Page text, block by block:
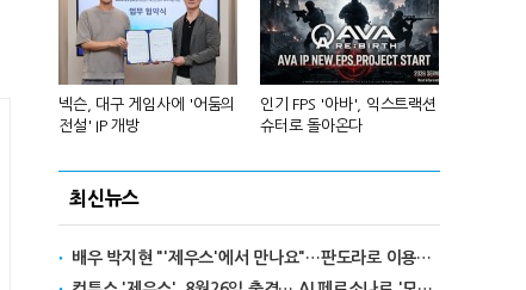
넥슨, 대구 게임사에 '어둠의
전설' IP 개방
인기 FPS '아바', 익스트랙션
슈터로 돌아온다
최신뉴스
배우 박지현 "'제우스'에서 만나요"…판도라로 이용자와 첫 만남